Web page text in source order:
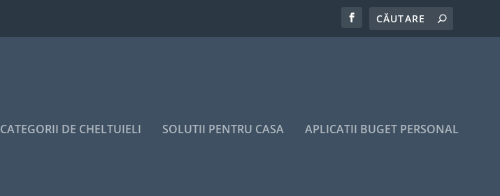
CATEGORII DE CHELTUIELI SOLUTII PENTRU CASA APLICATII BUGET PERSONAL